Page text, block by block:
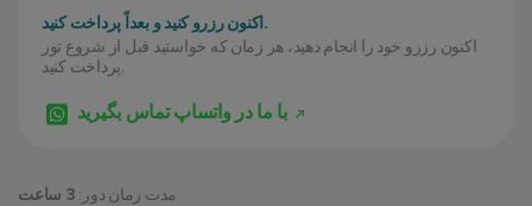
اکنون رزرو کنید و بعداً پرداخت کنید.
اکنون رزرو خود را انجام دهید، هر زمان که خواستید قبل از شروع تور
پرداخت کنید.
با ما در واتساپ تماس بگیرید
مدت زمان دور: 3 ساعت